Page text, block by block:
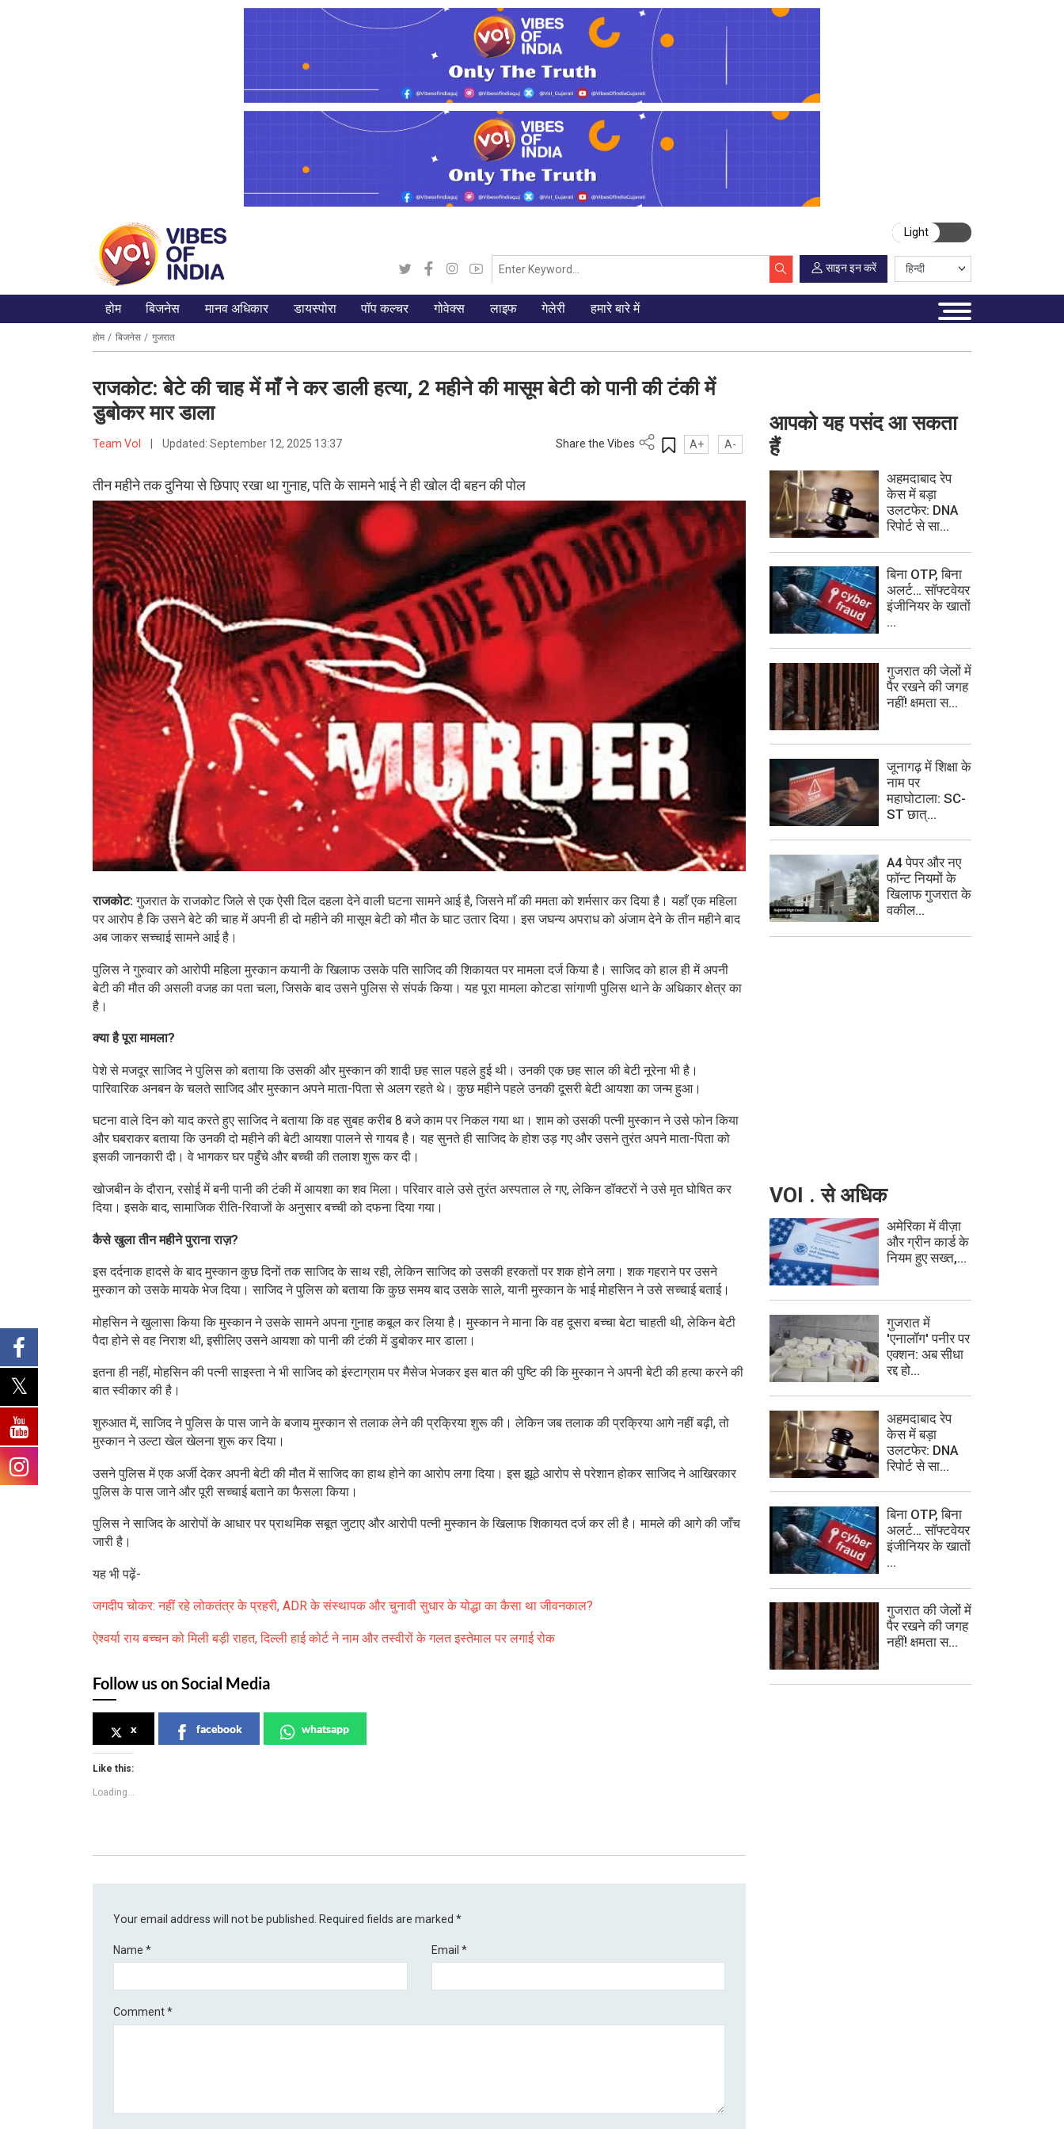
Light
साइन इन करें
होम बिजनेस मानव अधिकार डायस्पोरा पॉप कल्चर गोवेक्स लाइफ गेलेरी हमारे बारे में
होम बिजनेस गुजरात
राजकोट: बेटे की चाह में माँ ने कर डाली हत्या, 2 महीने की मासूम बेटी को पानी की टंकी में
डुबोकर मार डाला
Team VoI Updated: September 12, 2025 13:37 Share the Vibes A+ A-
तीन महीने तक दुनिया से छिपाए रखा था गुनाह, पति के सामने भाई ने ही खोल दी बहन की पोल
राजकोट: गुजरात के राजकोट जिले से एक ऐसी दिल दहला देने वाली घटना सामने आई है, जिसने माँ की ममता को शर्मसार कर दिया है। यहाँ एक महिला
पर आरोप है कि उसने बेटे की चाह में अपनी ही दो महीने की मासूम बेटी को मौत के घाट उतार दिया। इस जघन्य अपराध को अंजाम देने के तीन महीने बाद
अब जाकर सच्चाई सामने आई है।
पुलिस ने गुरुवार को आरोपी महिला मुस्कान कयानी के खिलाफ उसके पति साजिद की शिकायत पर मामला दर्ज किया है। साजिद को हाल ही में अपनी
बेटी की मौत की असली वजह का पता चला, जिसके बाद उसने पुलिस से संपर्क किया। यह पूरा मामला कोटडा सांगाणी पुलिस थाने के अधिकार क्षेत्र का
है।
क्या है पूरा मामला?
पेशे से मजदूर साजिद ने पुलिस को बताया कि उसकी और मुस्कान की शादी छह साल पहले हुई थी। उनकी एक छह साल की बेटी नूरेना भी है।
पारिवारिक अनबन के चलते साजिद और मुस्कान अपने माता-पिता से अलग रहते थे। कुछ महीने पहले उनकी दूसरी बेटी आयशा का जन्म हुआ।
घटना वाले दिन को याद करते हुए साजिद ने बताया कि वह सुबह करीब 8 बजे काम पर निकल गया था। शाम को उसकी पत्नी मुस्कान ने उसे फोन किया
और घबराकर बताया कि उनकी दो महीने की बेटी आयशा पालने से गायब है। यह सुनते ही साजिद के होश उड़ गए और उसने तुरंत अपने माता-पिता को
इसकी जानकारी दी। वे भागकर घर पहुँचे और बच्ची की तलाश शुरू कर दी।
खोजबीन के दौरान, रसोई में बनी पानी की टंकी में आयशा का शव मिला। परिवार वाले उसे तुरंत अस्पताल ले गए, लेकिन डॉक्टरों ने उसे मृत घोषित कर
दिया। इसके बाद, सामाजिक रीति-रिवाजों के अनुसार बच्ची को दफना दिया गया।
कैसे खुला तीन महीने पुराना राज़?
इस दर्दनाक हादसे के बाद मुस्कान कुछ दिनों तक साजिद के साथ रही, लेकिन साजिद को उसकी हरकतों पर शक होने लगा। शक गहराने पर उसने
मुस्कान को उसके मायके भेज दिया। साजिद ने पुलिस को बताया कि कुछ समय बाद उसके साले, यानी मुस्कान के भाई मोहसिन ने उसे सच्चाई बताई।
मोहसिन ने खुलासा किया कि मुस्कान ने उसके सामने अपना गुनाह कबूल कर लिया है। मुस्कान ने माना कि वह दूसरा बच्चा बेटा चाहती थी, लेकिन बेटी
पैदा होने से वह निराश थी, इसीलिए उसने आयशा को पानी की टंकी में डुबोकर मार डाला।
इतना ही नहीं, मोहसिन की पत्नी साइस्ता ने भी साजिद को इंस्टाग्राम पर मैसेज भेजकर इस बात की पुष्टि की कि मुस्कान ने अपनी बेटी की हत्या करने की
बात स्वीकार की है।
शुरुआत में, साजिद ने पुलिस के पास जाने के बजाय मुस्कान से तलाक लेने की प्रक्रिया शुरू की। लेकिन जब तलाक की प्रक्रिया आगे नहीं बढ़ी, तो
मुस्कान ने उल्टा खेल खेलना शुरू कर दिया।
उसने पुलिस में एक अर्जी देकर अपनी बेटी की मौत में साजिद का हाथ होने का आरोप लगा दिया। इस झूठे आरोप से परेशान होकर साजिद ने आखिरकार
पुलिस के पास जाने और पूरी सच्चाई बताने का फैसला किया।
पुलिस ने साजिद के आरोपों के आधार पर प्राथमिक सबूत जुटाए और आरोपी पत्नी मुस्कान के खिलाफ शिकायत दर्ज कर ली है। मामले की आगे की जाँच
जारी है।
यह भी पढ़ें-
जगदीप चोकर: नहीं रहे लोकतंत्र के प्रहरी, ADR के संस्थापक और चुनावी सुधार के योद्धा का कैसा था जीवनकाल?
ऐश्वर्या राय बच्चन को मिली बड़ी राहत, दिल्ली हाई कोर्ट ने नाम और तस्वीरों के गलत इस्तेमाल पर लगाई रोक
Follow us on Social Media
x facebook whatsapp
Like this:
Loading...
Your email address will not be published. Required fields are marked*
Name* Email *
Comment*
आपको यह पसंद आ सकता
हैं
अहमदाबाद रेप
केस में बड़ा
उलटफेर: DNA
रिपोर्ट से सा...
बिना OTP, बिना
अलर्ट… सॉफ्टवेयर
इंजीनियर के खातों
...
गुजरात की जेलों में
पैर रखने की जगह
नहीं! क्षमता स...
जूनागढ़ में शिक्षा के
नाम पर
महाघोटाला: SC-
ST छात्...
A4 पेपर और नए
फॉन्ट नियमों के
खिलाफ गुजरात के
वकील...
VOI . से अधिक
अमेरिका में वीज़ा
और ग्रीन कार्ड के
नियम हुए सख्त,...
गुजरात में
'एनालॉग' पनीर पर
एक्शन: अब सीधा
रद्द हो...
अहमदाबाद रेप
केस में बड़ा
उलटफेर: DNA
रिपोर्ट से सा...
बिना OTP, बिना
अलर्ट… सॉफ्टवेयर
इंजीनियर के खातों
...
गुजरात की जेलों में
पैर रखने की जगह
नहीं! क्षमता स...